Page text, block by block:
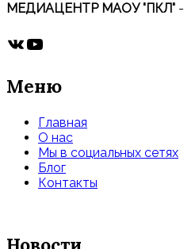
МЕДИАЦЕНТР МАОУ "ПКЛ" -
ВКонтакте
YouTube
Меню
Главная
О нас
Мы в социальных сетях
Блог
Контакты